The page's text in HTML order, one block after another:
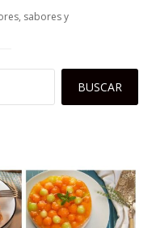
sabores y